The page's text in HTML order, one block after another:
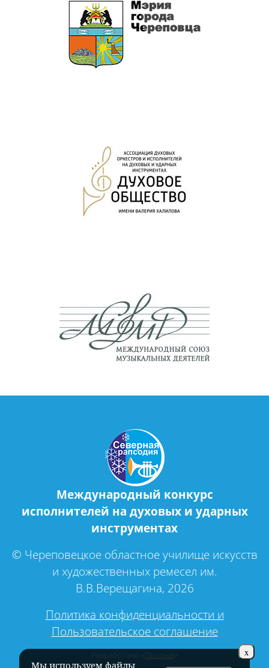
Мы используем файлы
x
Международный конкурс
исполнителей на духовых и ударных
инструментах
© Череповецкое областное училище искусств
и художественных ремесел им.
В.В.Верещагина, 2026
Политика конфиденциальности и
Пользовательское соглашение
Разработано «Прорыв»